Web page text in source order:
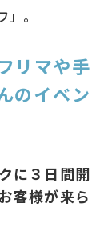
。
リマや手
のイベン
に３日間開
客様が来ら